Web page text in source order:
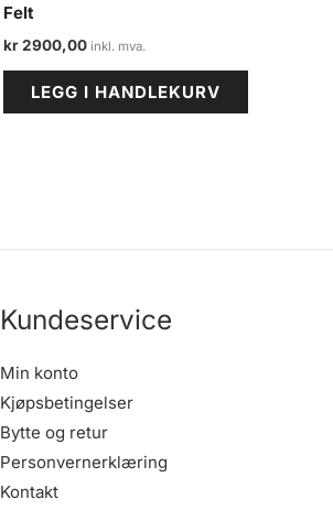
Felt
kr2900,00
LEGG I HANDLEKURV
Kundeservice
Min konto
Kjøpsbetingelser
Bytte og retur
Personvernerklæring
Kontakt